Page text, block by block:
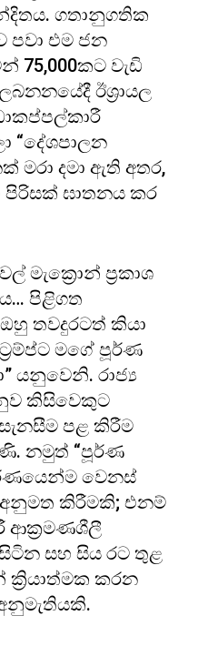
ගතානුගතික
එම ජන
75,000කට වැඩි
ඊශ්‍රායල
“දේශපාලන
මරා දමා ඇති අතර,
පිරිසක් ඝාතනය කර
මැක්‍රොන් ප්‍රකාශ
පිළිගත
තවදුරටත් කියා
මගේ පූර්ණ
යනුවෙනි. රාජ්‍ය
කිසිවෙකුට
පළ කිරීම
නමුත් “පූර්ණ
වෙනස්
අනුමත කිරීමකි; එනම්
ආක්‍රමණශීලී
සහ සිය රට තුළ
ක්‍රියාත්මක කරන